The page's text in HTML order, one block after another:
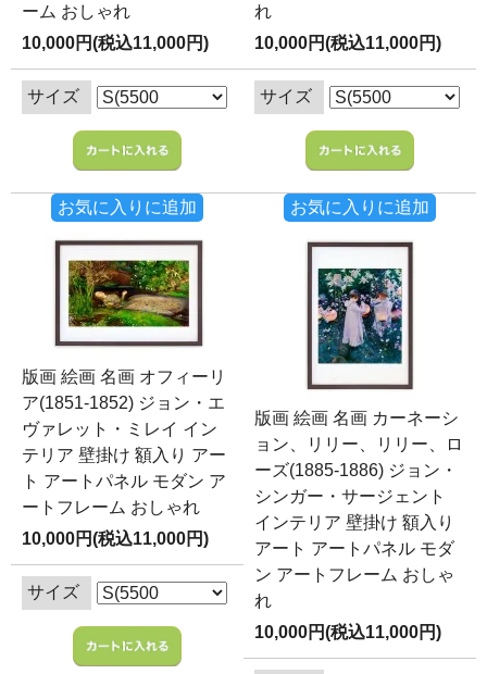
ーム おしゃれ
10,000円(税込11,000円)
サイズ
お気に入りに追加
れ
10,000円(税込11,000円)
サイズ
お気に入りに追加
版画 絵画 名画 オフィーリ
ア(1851-1852) ジョン・エ
ヴァレット・ミレイ イン
テリア 壁掛け 額入り アー
ト アートパネル モダン ア
ートフレーム おしゃれ
10,000円(税込11,000円)
サイズ
版画 絵画 名画 カーネーシ
ョン、リリー、リリー、ロ
ーズ(1885-1886) ジョン・
シンガー・サージェント
インテリア 壁掛け 額入り
アート アートパネル モダ
ン アートフレーム おしゃ
れ
10,000円(税込11,000円)